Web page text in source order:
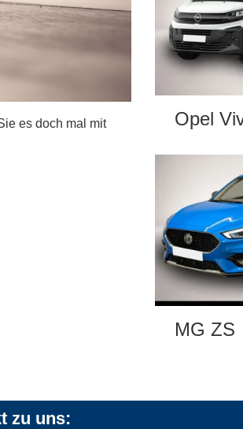
es doch mal mit
Opel
MG ZS
zu uns: